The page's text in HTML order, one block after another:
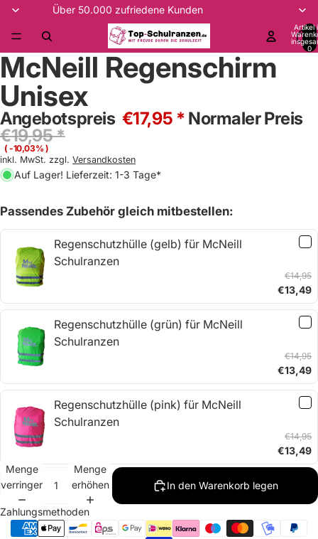
Über 50.000 zufriedene Kunden
Artikel
0
McNeill Regenschirm
Unisex
Angebotspreis €17,95 * Normaler Preis
€19,95 *
( -10,03% )
inkl. MwSt. zzgl. Versandkosten
Auf Lager! Lieferzeit: 1-3 Tage*
Passendes Zubehör gleich mitbestellen:
Regenschutzhülle (gelb) für McNeill
Schulranzen
€14,95
€13,49
Regenschutzhülle (grün) für McNeill
Schulranzen
€14,95
€13,49
Regenschutzhülle (pink) für McNeill
Schulranzen
€14,95
€13,49
Menge
verringern
Menge
erhöhen
In den Warenkorb legen
Zahlungsmethoden